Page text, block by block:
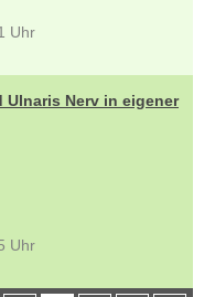
Uhr
Ulnaris Nerv in eigener
Uhr